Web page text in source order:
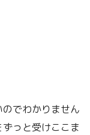
でわかりません
っと受けここま